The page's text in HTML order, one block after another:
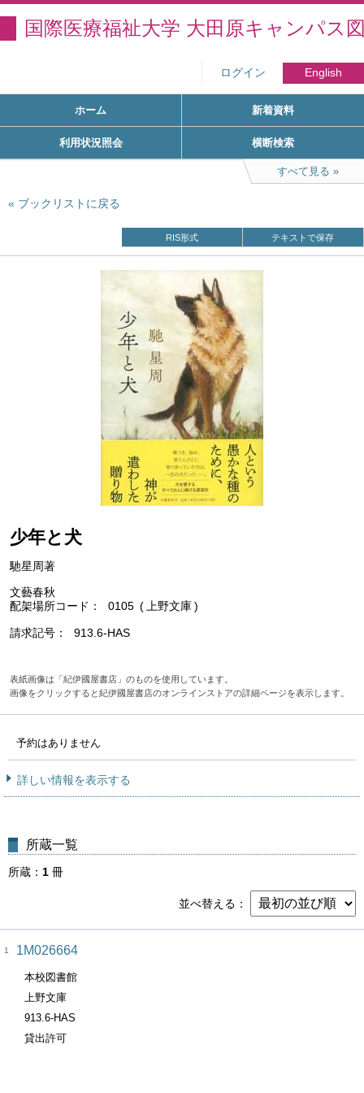
国際医療福祉大学 大田原キャンパス
ログイン English
ホーム 新着資料
利用状況照会 横断検索
すべて見る
ブックリストに戻る
RIS形式 テキストで保存
少年と犬
馳星周著
文藝春秋
配架場所コード
0105 上野文庫
請求記号 913.6-HAS
表紙画像は「紀伊國屋書店」のものを使用しています。
画像をクリックすると紀伊國屋書店のオンラインストアの詳細ページを表示します。
予約はありません
詳しい情報を表示する
所蔵一覧
所蔵 1 冊
並べ替える
1 1M026664
本校図書館
上野文庫
913.6-HAS
貸出許可